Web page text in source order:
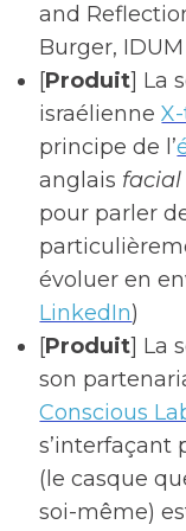
and
Burger,
[Produit] La
israélienne
principe de l’
anglais
pour parler
évoluer en
LinkedIn)
[Produit] La
son
Conscious
s’interfaçant
(le casque
soi-même)